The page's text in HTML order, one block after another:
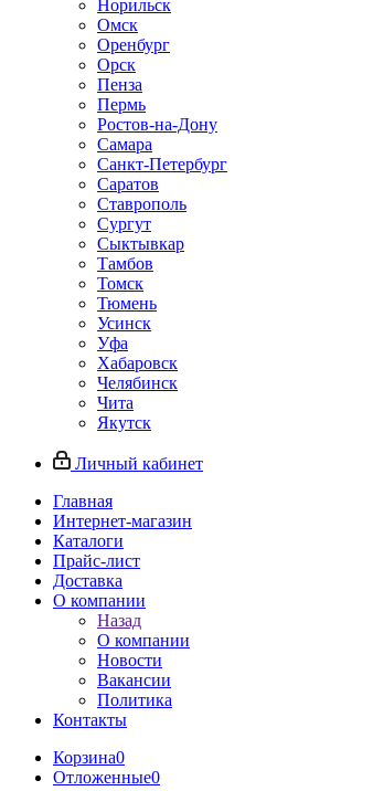
Норильск
Омск
Оренбург
Орск
Пенза
Пермь
Ростов-на-Дону
Самара
Санкт-Петербург
Саратов
Ставрополь
Сургут
Сыктывкар
Тамбов
Томск
Тюмень
Усинск
Уфа
Хабаровск
Челябинск
Чита
Якутск
Личный кабинет
Главная
Интернет-магазин
Каталоги
Прайс-лист
Доставка
О компании
Назад
О компании
Новости
Вакансии
Политика
Контакты
Корзина0
Отложенные0